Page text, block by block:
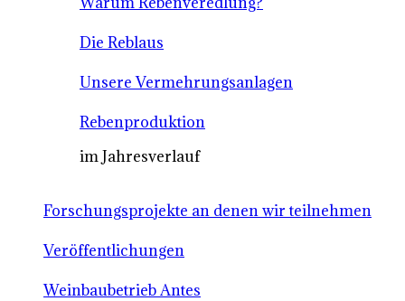
Die Reblaus
Unsere Vermehrungsanlagen
Rebenproduktion
im Jahresverlauf
Forschungsprojekte an denen wir teilnehmen
Veröffentlichungen
Weinbaubetrieb Antes